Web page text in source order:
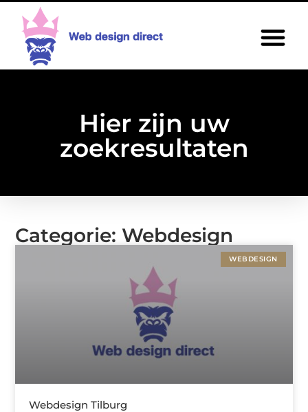
Hier zijn uw
zoekresultaten
Categorie: Webdesign
WEBDESIGN
Webdesign Tilburg